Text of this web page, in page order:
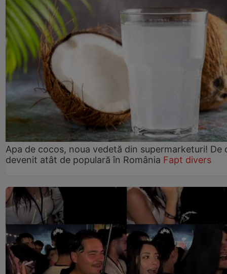
Apa de cocos, noua vedetă din supermarketuri! De
devenit atât de populară în România Fapt divers